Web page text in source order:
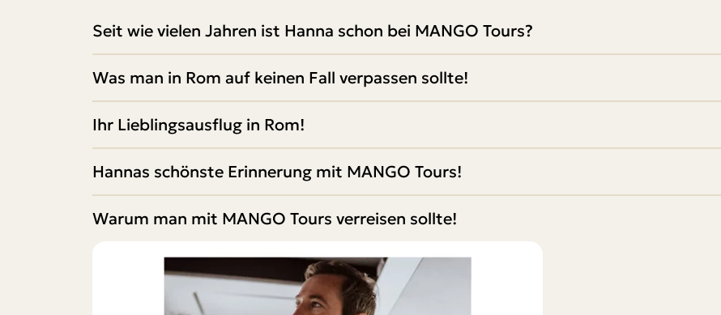
Seit wie vielen Jahren ist Hanna schon bei MANGO Tours?
Was man in Rom auf keinen Fall verpassen sollte!
Ihr Lieblingsausflug in Rom!
Hannas schönste Erinnerung mit MANGO Tours!
Warum man mit MANGO Tours verreisen sollte!